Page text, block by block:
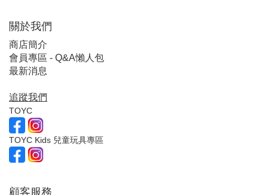
關於我們
商店簡介
會員專區 - Q&A懶人包
最新消息
追蹤我們
TOYC
TOYC Kids 兒童玩具專區
顧客服務